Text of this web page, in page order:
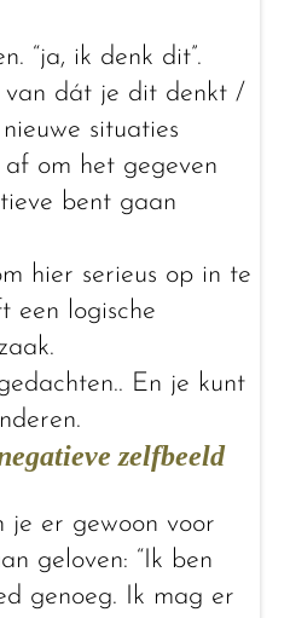
“ja, ik denk dit”.
van dát je dit denkt /
situaties
om het gegeven
bent gaan
hier serieus op in te
een logische
En je kunt
zelfbeeld
je er gewoon voor
geloven: “Ik ben
genoeg. Ik mag er